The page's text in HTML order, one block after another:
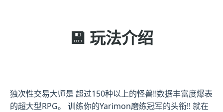
💾 玩法介绍
独次性交易大师是 超过150种以上的怪兽!!数据丰富度爆表
的超大型RPG。 训练你的Yarimon磨练冠军的头衔!! 就在